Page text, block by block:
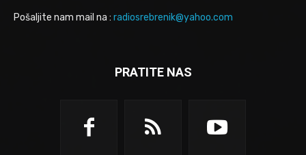
Pošaljite nam mail na : radiosrebrenik@yahoo.com
PRATITE NAS